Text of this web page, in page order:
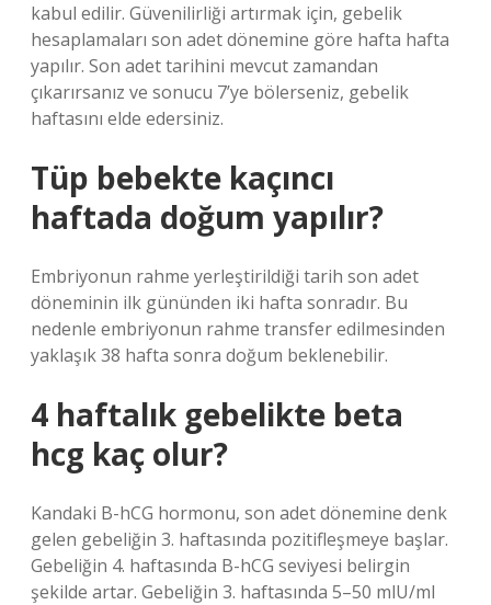
kabul edilir. Güvenilirliği artırmak için, gebelik
hesaplamaları son adet dönemine göre hafta hafta
yapılır. Son adet tarihini mevcut zamandan
çıkarırsanız ve sonucu 7’ye bölerseniz, gebelik
haftasını elde edersiniz.
Tüp bebekte kaçıncı
haftada doğum yapılır?
Embriyonun rahme yerleştirildiği tarih son adet
döneminin ilk gününden iki hafta sonradır. Bu
nedenle embriyonun rahme transfer edilmesinden
yaklaşık 38 hafta sonra doğum beklenebilir.
4 haftalık gebelikte beta
hcg kaç olur?
Kandaki B-hCG hormonu, son adet dönemine denk
gelen gebeliğin 3. haftasında pozitifleşmeye başlar.
Gebeliğin 4. haftasında B-hCG seviyesi belirgin
şekilde artar. Gebeliğin 3. haftasında 5–50 mlU/ml